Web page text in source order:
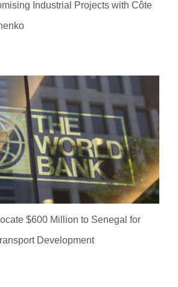
Industrial Projects with Côte
$600 Million to Senegal for
Development